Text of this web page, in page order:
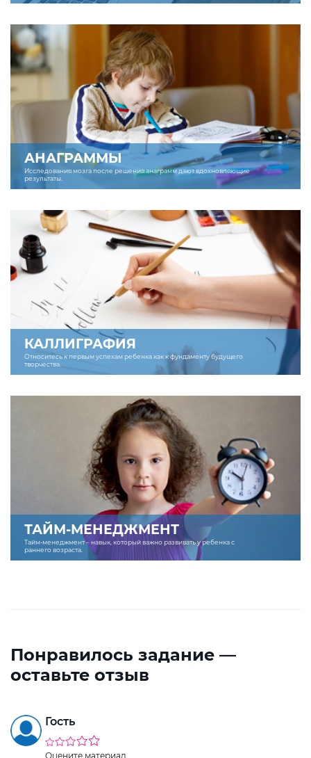
АНАГРАММЫ
Исследования мозга после решения анаграмм дают вдохновляющие
результаты.
КАЛЛИГРАФИЯ
Относитесь к первым успехам ребенка как к фундаменту будущего
творчества.
ТАЙМ-МЕНЕДЖМЕНТ
Тайм-менеджмент – навык, который важно развивать у ребенка с
раннего возраста.
Понравилось задание —
оставьте отзыв
Гость
Оцените материал